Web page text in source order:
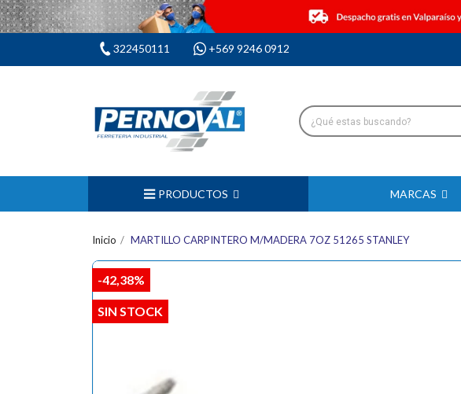
322450111 +569 9246 0912
PRODUCTOS MARCAS
Inicio MARTILLO CARPINTERO M/MADERA 7OZ 51265 STANLEY
-42,38%
SIN STOCK